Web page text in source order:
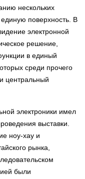
нескольких
поверхность. В
электронной
решение,
в единый
среди прочего
центральный
электроники имел
выставки.
ноу-хау и
рынка,
были